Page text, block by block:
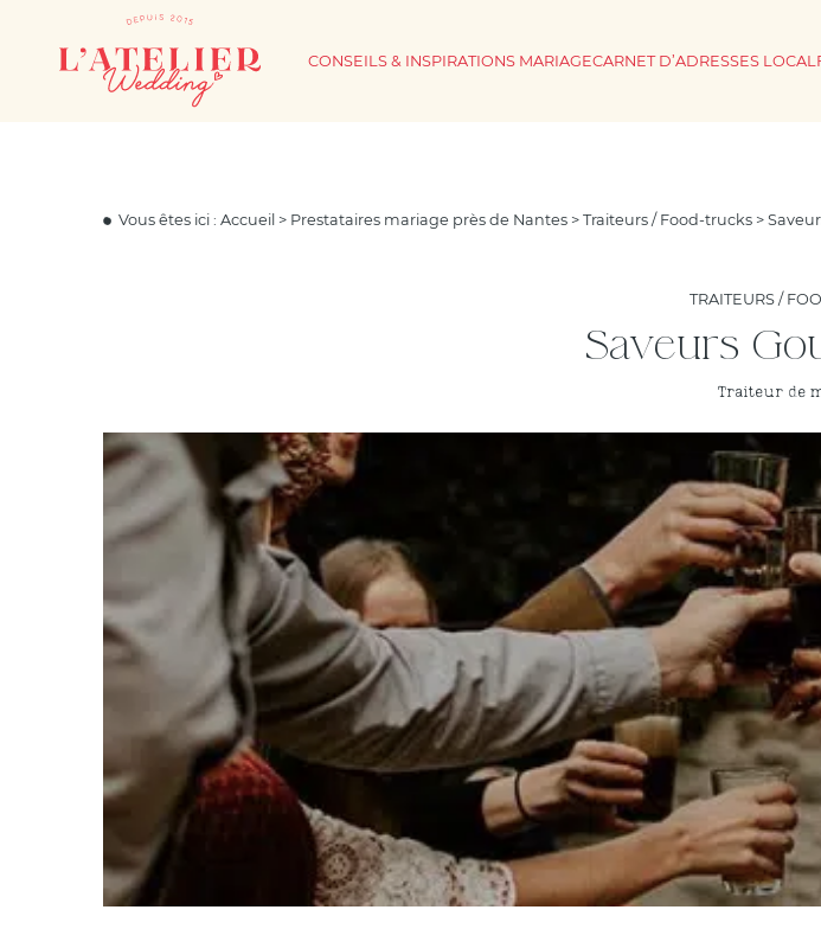
CONSEILS & INSPIRATIONS MARIAGECARNET D’ADRESSES LOCAL
Vous êtes ici :Accueil > Prestataires mariage près de Nantes >Traiteurs / Food-trucks >
TRAITEURS /
Saveurs
Traiteur de